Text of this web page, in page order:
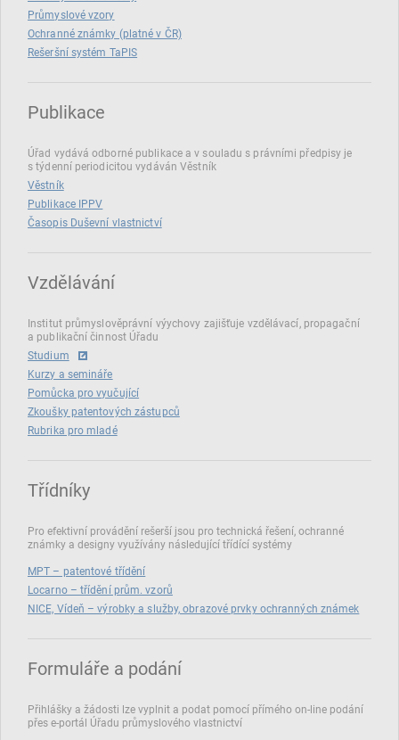
Průmyslové vzory
Ochranné známky (platné v ČR)
Rešeršní systém TaPIS
Publikace
Úřad vydává odborné publikace a v souladu s právními předpisy je
s týdenní periodicitou vydáván Věstník
Věstník
Publikace IPPV
Časopis Duševní vlastnictví
Vzdělávání
Institut průmyslověprávní výychovy zajišťuje vzdělávací, propagační
a publikační činnost Úřadu
Studium
Kurzy a semináře
Pomůcka pro vyučující
Zkoušky patentových zástupců
Rubrika pro mladé
Třídníky
Pro efektivní provádění rešerší jsou pro technická řešení, ochranné
známky a designy využívány následující třídící systémy
MPT – patentové třídění
Locarno – třídění prům. vzorů
NICE, Vídeň – výrobky a služby, obrazové prvky ochranných známek
Formuláře a podání
Přihlášky a žádosti lze vyplnit a podat pomocí přímého on‑line podání
přes e‑portál Úřadu průmyslového vlastnictví